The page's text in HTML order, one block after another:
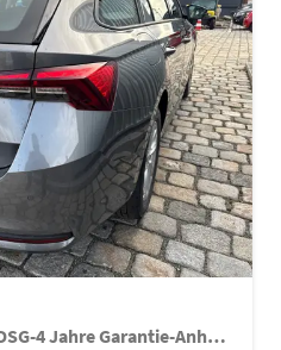
Selection 2,0 TDI 150 PS DSG-4 Jahre Garantie-Anhängerkupplung schwenkbar-PDC vorne und hinten-Sitzheizung-Smart Link-Sofort